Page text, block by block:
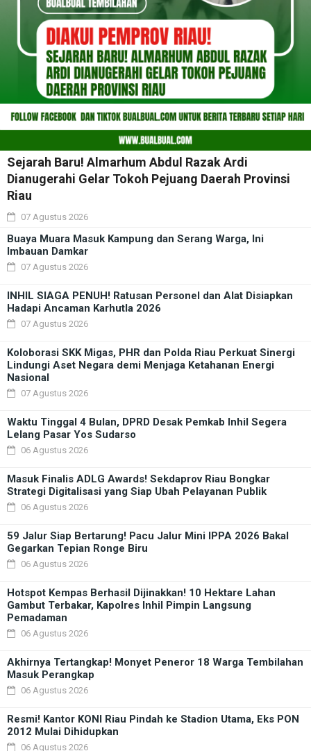
Sejarah Baru! Almarhum Abdul Razak Ardi
Dianugerahi Gelar Tokoh Pejuang Daerah Provinsi
Riau
07 Agustus 2026
Buaya Muara Masuk Kampung dan Serang Warga, Ini
Imbauan Damkar
07 Agustus 2026
INHIL SIAGA PENUH! Ratusan Personel dan Alat Disiapkan
Hadapi Ancaman Karhutla 2026
07 Agustus 2026
Koloborasi SKK Migas, PHR dan Polda Riau Perkuat Sinergi
Lindungi Aset Negara demi Menjaga Ketahanan Energi
Nasional
07 Agustus 2026
Waktu Tinggal 4 Bulan, DPRD Desak Pemkab Inhil Segera
Lelang Pasar Yos Sudarso
06 Agustus 2026
Masuk Finalis ADLG Awards! Sekdaprov Riau Bongkar
Strategi Digitalisasi yang Siap Ubah Pelayanan Publik
06 Agustus 2026
59 Jalur Siap Bertarung! Pacu Jalur Mini IPPA 2026 Bakal
Gegarkan Tepian Ronge Biru
06 Agustus 2026
Hotspot Kempas Berhasil Dijinakkan! 10 Hektare Lahan
Gambut Terbakar, Kapolres Inhil Pimpin Langsung
Pemadaman
06 Agustus 2026
Akhirnya Tertangkap! Monyet Peneror 18 Warga Tembilahan
Masuk Perangkap
06 Agustus 2026
Resmi! Kantor KONI Riau Pindah ke Stadion Utama, Eks PON
2012 Mulai Dihidupkan
06 Agustus 2026